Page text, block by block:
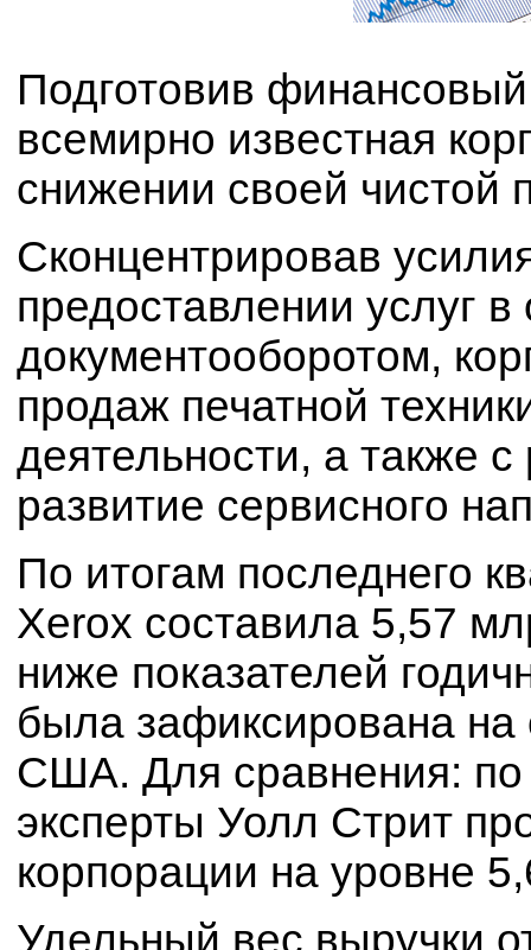
Подготовив финансовый
всемирно известная
снижении своей чистой
Сконцентрировав
предоставлении услуг
документооборотом,
продаж печатной
деятельности, а также
развитие сервисного
По итогам последнего
Xerox составила 5,57
ниже показателей
была зафиксирована
США. Для сравнения: по
эксперты Уолл Стрит
корпорации на уровне
Удельный вес выручки